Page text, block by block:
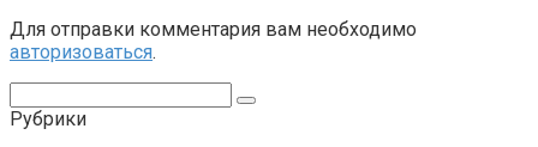
Для отправки комментария вам необходимо
авторизоваться.
Рубрики